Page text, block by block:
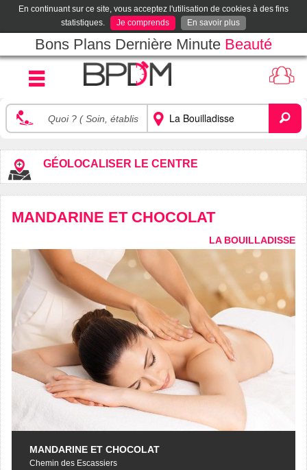
En continuant sur ce site, vous acceptez l'utilisation de cookies à des fins
statistiques.
Je comprends En savoir plus
Bons Plans Dernière Minute Beauté
GÉOLOCALISER LE CENTRE
MANDARINE ET CHOCOLAT
LA BOUILLADISSE
MANDARINE ET CHOCOLAT
Chemin des Escassiers